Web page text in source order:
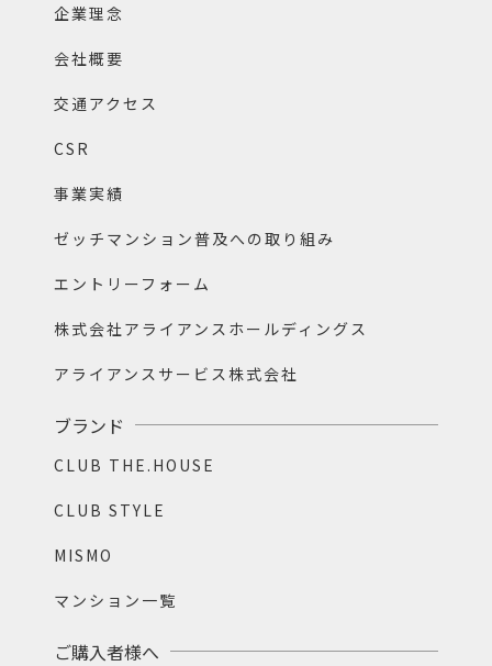
企業理念
会社概要
交通アクセス
CSR
事業実績
ゼッチマンション普及への取り組み
エントリーフォーム
株式会社アライアンスホールディングス
アライアンスサービス株式会社
ブランド
CLUB THE.HOUSE
CLUB STYLE
MISMO
マンション一覧
ご購入者様へ